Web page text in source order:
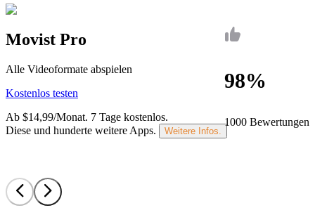
98%
1000 Bewertungen
Movist Pro
Alle Videoformate abspielen
Kostenlos testen
Ab $14,99/Monat. 7 Tage kostenlos.
Diese und hunderte weitere Apps.
Weitere Infos.